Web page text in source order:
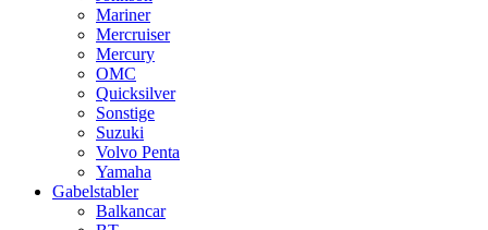
Mariner
Mercruiser
Mercury
OMC
Quicksilver
Sonstige
Suzuki
Volvo Penta
Yamaha
Gabelstabler
Balkancar